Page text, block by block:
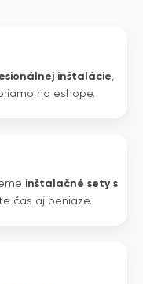
inštalácie
na eshope.
inštalačné sety s
čas aj peniaze.